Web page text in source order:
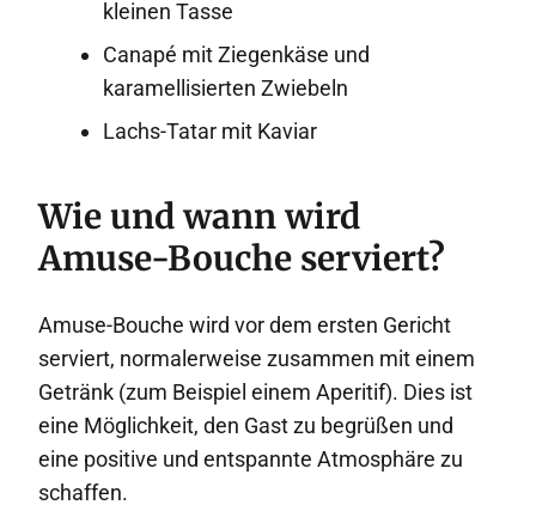
kleinen Tasse
Canapé mit Ziegenkäse und
karamellisierten Zwiebeln
Lachs-Tatar mit Kaviar
Wie und wann wird
Amuse-Bouche serviert?
Amuse-Bouche wird vor dem ersten Gericht
serviert, normalerweise zusammen mit einem
Getränk (zum Beispiel einem Aperitif). Dies ist
eine Möglichkeit, den Gast zu begrüßen und
eine positive und entspannte Atmosphäre zu
schaffen.